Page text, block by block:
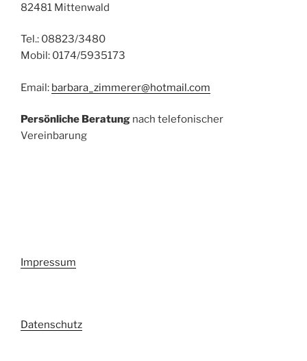
82481 Mittenwald
Tel.: 08823/3480
Mobil: 0174/5935173
Email: barbara_zimmerer@hotmail.com
Persönliche Beratung nach telefonischer
Vereinbarung
Impressum
Datenschutz